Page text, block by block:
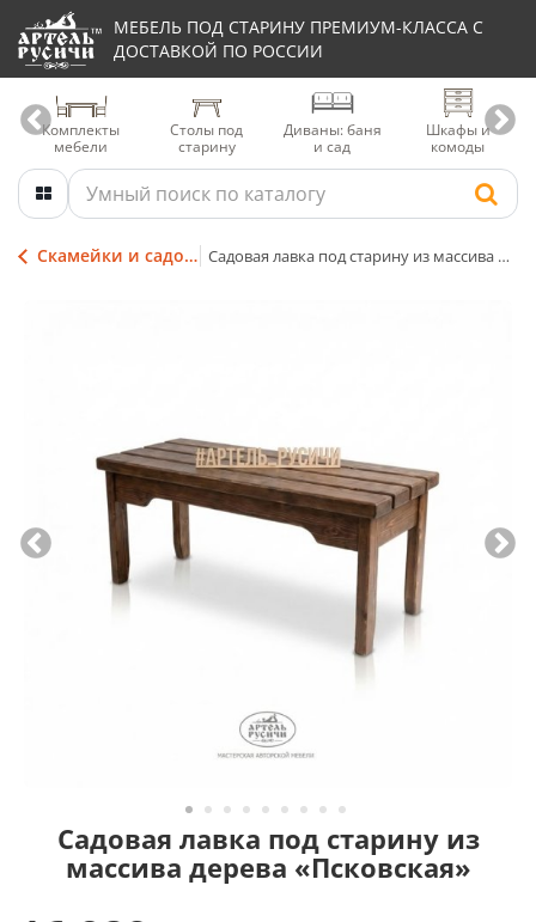
МЕБЕЛЬ ПОД СТАРИНУ ПРЕМИУМ-КЛАССА С
ДОСТАВКОЙ ПО РОССИИ
Комплекты
мебели
Столы под
старину
Диваны: баня
и сад
Шкафы и
комоды
Скамейки и садовые лавки Садовая лавка под старину из массива дерева «Псковская»
Садовая лавка под старину из
массива дерева «Псковская»